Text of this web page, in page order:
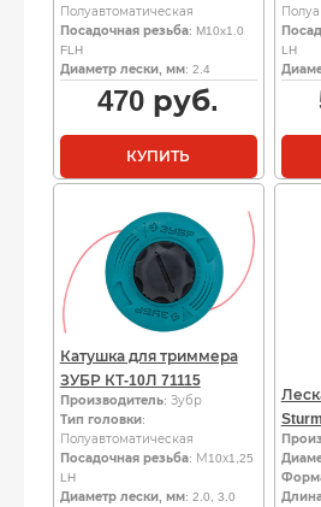
Полуавтоматическая
Посадочная резьба: M10x1.0
FLH
Диаметр лески, мм: 2.4
470 руб.
КУПИТЬ
LH
Катушка для триммера
ЗУБР КТ-10Л 71115
Производитель: Зубр
Тип головки:
Полуавтоматическая
Посадочная резьба: М10х1,25
LH
Диаметр лески, мм: 2.0, 3.0